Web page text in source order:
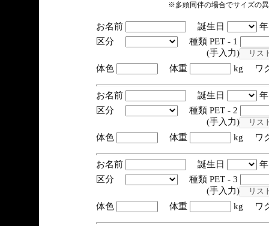
※多頭同伴の場合でサイズの
お名前 誕生日
区分
種類 PET - 1
(手入力)
体色
体重 kg ワ
お名前 誕生日
区分
種類 PET - 2
(手入力)
体色
体重 kg ワ
お名前 誕生日
区分
種類 PET - 3
(手入力)
体色
体重 kg ワ